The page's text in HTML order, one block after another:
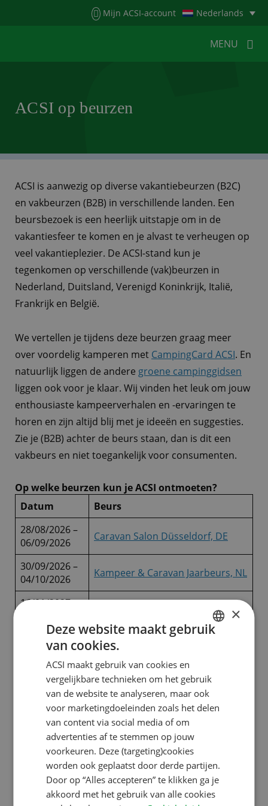
Mijn ACSI-account Nederlands
MENU
VOOR CAMPINGSKAMPEERNIEUWS
ACSI WEBSHOP WERKEN BIJ ACSI
CONTACT
ACSI op beurzen
ACSI is aanwezig op diverse vakantiebeurzen (B2C)
en vakbeurzen (B2B) in verschillende landen. Een
beursbezoek is een heerlijk uitstapje om in de
vakantiesfeer te komen en je alvast te verheugen op
veel vakantieplezier. De ACSI-stand kun je
tegenkomen op verschillende (vak)beurzen in
Nederland, Duitsland, Verenigd Koninkrijk, Italië,
Frankrijk en België.
We vertellen je tijdens deze beurzen graag meer
over voordelig kamperen met CampingCard ACSI. En
natuurlijk liggen de andere groene campinggidsen
liggen ook voor je klaar. Wij vinden het leuk om jouw
enthousiaste kampeerverhalen en -ervaringen te
horen en zijn altijd blij met je ideeën en suggesties.
Zie je (B2B) achter de beurs staan, dan is dit een
vakbeurs en niet toegankelijk voor consumenten.
Op welke beurzen kun je ACSI ontmoeten?
Datum
Beurs
28/08/2026 –
06/09/2026
Caravan Salon Düsseldorf, DE
30/09/2026 –
04/10/2026
Kampeer & Caravan Jaarbeurs, NL
16/01/2027 –
31/01/2027
Caravana, Leeuwarden , NL
04/02/2027 –
07/02/2027
Reisen Hamburg , DE
10/02/2027 –
14/02/2027
ABF, Hannover, DE
16/02/2027 –
21/02/2027
Caravan, Camping & Motorhome
Show, Birmingham , UK
19/02/2027 –
21/02/2027
Camperbeurs Den Bosch, NL
GERMAN
SPANISH
SWEDISH
×
Deze website maakt gebruik
van cookies.
ACSI maakt gebruik van cookies en
vergelijkbare technieken om het gebruik
van de website te analyseren, maar ook
voor marketingdoeleinden zoals het delen
van content via social media of om
advertenties af te stemmen op jouw
voorkeuren. Deze (targeting)cookies
worden ook geplaatst door derde partijen.
Door op “Alles accepteren” te klikken ga je
akkoord met het gebruik van alle cookies